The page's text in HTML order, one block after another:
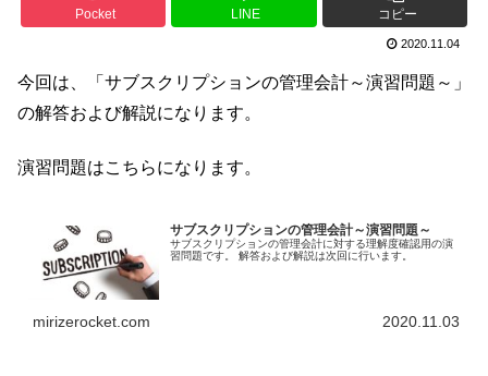
Pocket LINE コピー
2020.11.04
今回は、「サブスクリプションの管理会計～演習問題～」
の解答および解説になります。
演習問題はこちらになります。
サブスクリプションの管理会計～演習問題～
サブスクリプションの管理会計に対する理解度確認用の演
習問題です。 解答および解説は次回に行います。
mirizerocket.com 2020.11.03